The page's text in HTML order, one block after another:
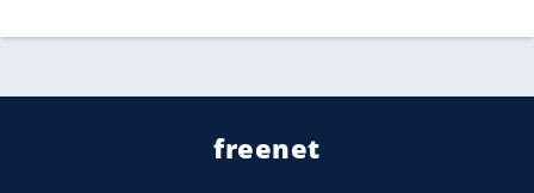
freenet